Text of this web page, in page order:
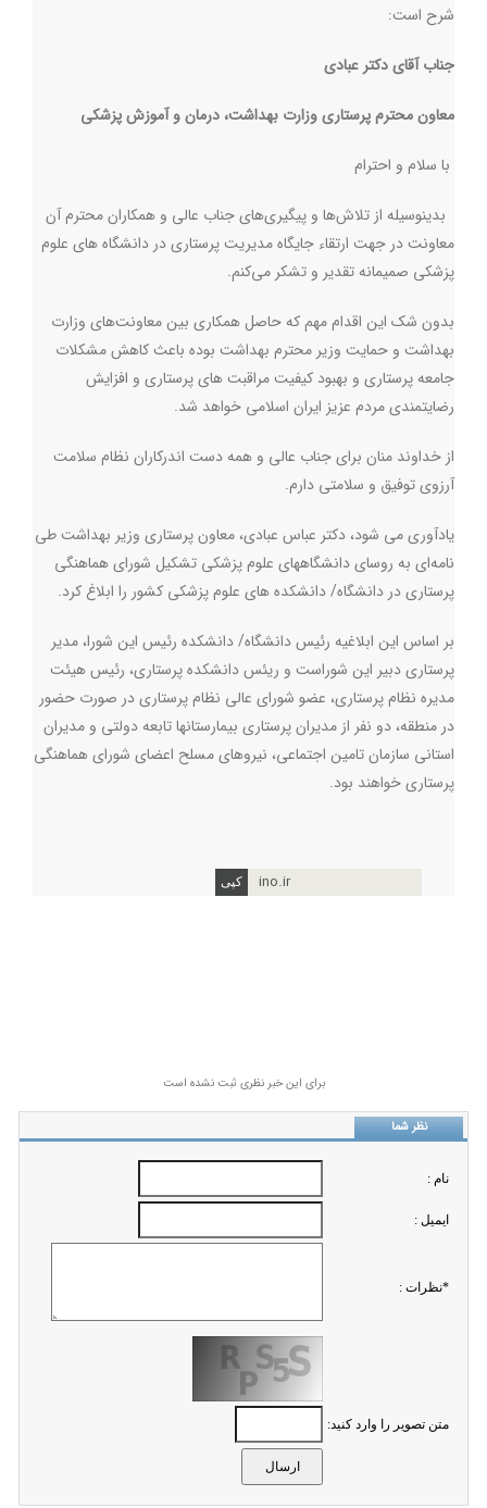
شرح است:
جناب آقای دکتر عبادی
معاون محترم پرستاری وزارت بهداشت، درمان و آموزش پزشکی
با سلام و احترام
بدینوسیله از تلاش‌ها و پیگیری‌های جناب عالی و همکاران محترم آن
معاونت در جهت ارتقاء جایگاه مدیریت پرستاری در دانشگاه های علوم
پزشکی صمیمانه تقدیر و تشکر می‌‌کنم.
بدون شک این اقدام مهم که حاصل همکاری بین معاونت‌های وزارت
بهداشت و حمایت وزیر محترم بهداشت بوده باعث کاهش مشکلات
جامعه پرستاری و بهبود کیفیت مراقبت های پرستاری و افزایش
رضایتمندی مردم عزیز ایران اسلامی خواهد شد.
از خداوند منان برای جناب عالی و همه دست اندرکاران نظام سلامت
آرزوی توفیق و سلامتی دارم.
یادآوری می شود، دکتر عباس عبادی، معاون پرستاری وزیر بهداشت طی
نامه‌ای به روسای دانشگاههای علوم پزشکی تشکیل شورای هماهنگی
پرستاری در دانشگاه/ دانشکده های علوم پزشکی کشور را ابلاغ کرد.
بر اساس این ابلاغیه رئیس دانشگاه/ دانشکده رئیس این شورا، مدیر
پرستاری دبیر این شوراست و ریئس دانشکده پرستاری، رئیس هیئت
مدیره نظام پرستاری، عضو شورای عالی نظام پرستاری در صورت حضور
در منطقه، دو نفر از مدیران پرستاری بیمارستانها تابعه دولتی و مدیران
استانی سازمان تامین اجتماعی، نیروهای مسلح اعضای شورای هماهنگی
پرستاری خواهند بود.
ino.ir
برای این خبر نظری ثبت نشده است
نظر شما
نام :
ايميل :
*نظرات :
متن تصویر را وارد کنید: